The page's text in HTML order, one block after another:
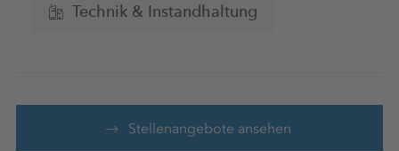
Technik & Instandhaltung
Stellenangebote ansehen